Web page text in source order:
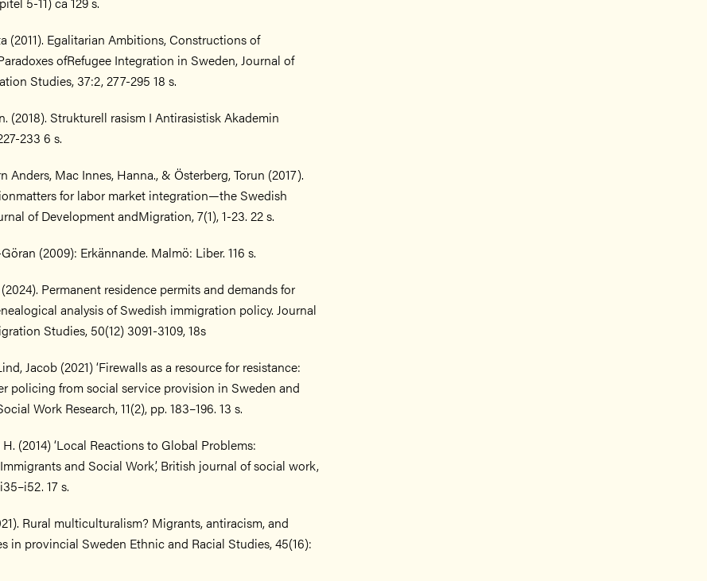
(2011). Egalitarian Ambitions, Constructions of
ofRefugee Integration in Sweden, Journal of
Studies, 37:2, 277-295 18 s.
(2018). Strukturell rasism I Antirasistisk Akademin
233 6 s.
Anders, Mac Innes, Hanna., & Österberg, Torun (2017).
for labor market integration—the Swedish
of Development andMigration, 7(1), 1-23. 22 s.
(2009): Erkännande. Malmö: Liber. 116 s.
(2024). Permanent residence permits and demands for
analysis of Swedish immigration policy. Journal
Studies, 50(12) 3091-3109, 18s
Jacob (2021) ‘Firewalls as a resource for resistance:
policing from social service provision in Sweden and
Work Research, 11(2), pp. 183–196. 13 s.
(2014) ‘Local Reactions to Global Problems:
and Social Work’, British journal of social work,
17 s.
Rural multiculturalism? Migrants, antiracism, and
in provincial Sweden Ethnic and Racial Studies, 45(16):